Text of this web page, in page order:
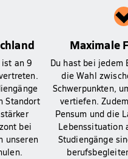
ist an 9
Standort
bei
unseren
Maximale
Du hast bei jedem
die Wahl
Schwerpunkten,
vertiefen.
Pensum und die
Lebenssituation
Studiengänge